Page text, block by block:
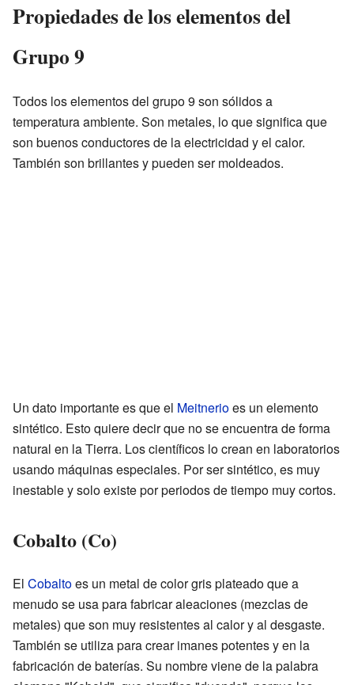
Propiedades de los elementos del
Grupo 9
Todos los elementos del grupo 9 son sólidos a
temperatura ambiente. Son metales, lo que significa que
son buenos conductores de la electricidad y el calor.
También son brillantes y pueden ser moldeados.
Un dato importante es que el Meitnerioes un elemento
sintético. Esto quiere decir que no se encuentra de forma
natural en la Tierra. Los científicos lo crean en laboratorios
usando máquinas especiales. Por ser sintético, es muy
inestable y solo existe por periodos de tiempo muy cortos.
Cobalto (Co)
El Cobaltoes un metal de color gris plateado que a
menudo se usa para fabricar aleaciones (mezclas de
metales) que son muy resistentes al calor y al desgaste.
También se utiliza para crear imanes potentes y en la
fabricación de baterías. Su nombre viene de la palabra